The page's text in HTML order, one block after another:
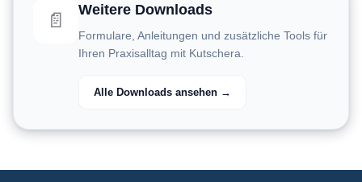
📄 Weitere Downloads
Formulare, Anleitungen und zusätzliche Tools für
Ihren Praxisalltag mit Kutschera.
Alle Downloads ansehen →